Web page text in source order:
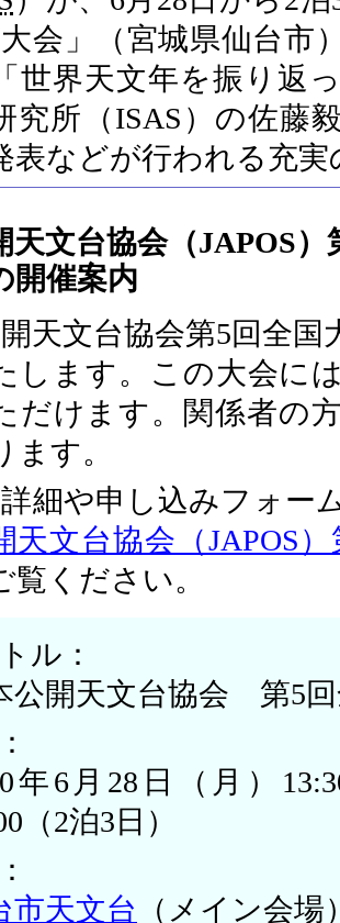
会」（宮城県仙台市
世界天文年を振り返
究所（ISAS）の佐藤
表などが行われる充
天文台協会（JAPOS
開催案内
天文台協会第5回全
します。この大会に
だけます。関係者の
ます。
詳細や申し込みフォー
天文台協会（JAPOS
覧ください。
ル：
公開天文台協会 第5
年6月28日（月）
（2泊3日）
市天文台 （メイン会場